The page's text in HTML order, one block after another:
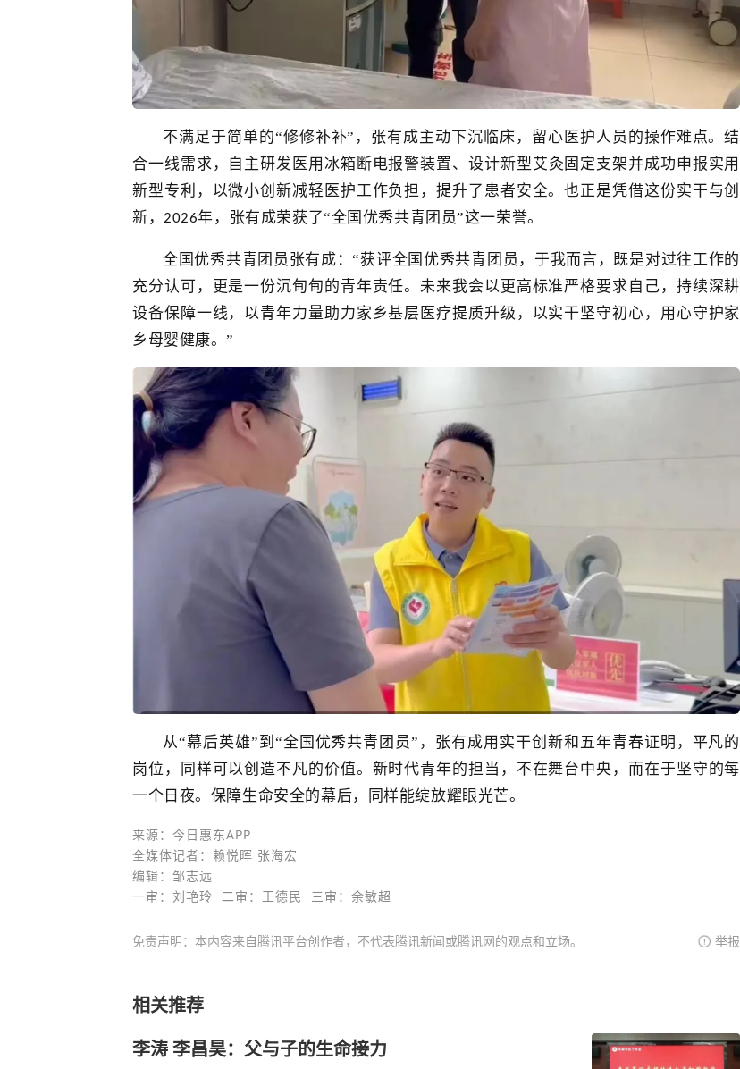
不满足于简单的“修修补补”，张有成主动下沉临床，留心医护人员的操作难点。结
合一线需求，自主研发 医用 冰箱断电报警装置、设计新型艾灸固定支架并成功申报实用
新型专利，以微小创新减轻医护工作负担，提升了患者安全。也正是凭借这份实干与创
新， 2026年， 张有成荣获了“全国优秀共青团员”这一荣誉。
全国优秀共青团员 张有成：“获评全国优秀共青团员，于我而言，既是对过往工作的
充分认可，更是一份沉甸甸的青年责任。未来我会以更高标准严格要求自己，持续深耕
设备保障一线，以青年力量助力家乡基层医疗提质升级，以实干坚守初心，用心守护家
乡母婴健康。”
从“幕后英雄”到“全国优秀共青团员”，张有成用实干创新和 五年青春证明，平凡的
岗位，同样可以创造不凡的价值。新时代青年的担当，不在舞台中央，而在于坚守的每
一个日夜。保障生命安全的幕后，同样能绽放耀眼光芒。
来源：今日惠东APP
全媒体记者：赖悦晖 张海宏
编辑：邹志远
一审：刘艳玲 二审：王德民 三审：余敏超
免责声明：本内容来自腾讯平台创作者，不代表腾讯新闻或腾讯网的观点和立场。 举报
相关推荐
李涛 李昌昊：父与子的生命接力